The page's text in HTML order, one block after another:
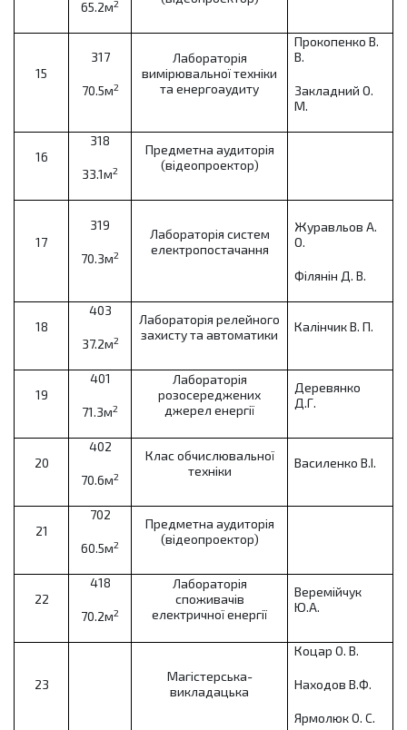
65.2м2
15
317
70.5м2
Лабораторія
вимірювальної техніки
та енергоаудиту
Прокопенко В.
В.
Закладний О.
М.
16
318
33.1м2
Предметна аудиторія
(відеопроектор)
17
319
70.3м2
Лабораторія систем
електропостачання
Журавльов А.
О.
Філянін Д. В.
18
403
37.2м2
Лабораторія релейного
захисту та автоматики
Калінчик В. П.
19
401
71.3м2
Лабораторія
розосереджених
джерел енергії
Деревянко
Д.Г.
20
402
70.6м2
Клас обчислювальної
техніки
Василенко В.І.
21
702
60.5м2
Предметна аудиторія
(відеопроектор)
22
418
70.2м2
Лабораторія
споживачів
електричної енергії
Веремійчук
Ю.А.
23
Магістерська-
викладацька
Коцар О. В.
Находов В.Ф.
Ярмолюк О. С.